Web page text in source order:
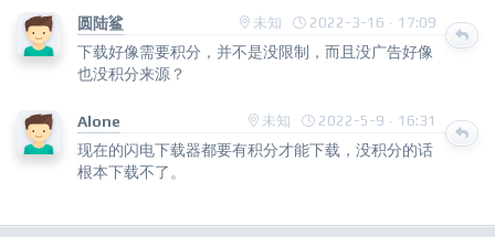
圆陆鲨 未知 2022-3-16 · 17:09
下载好像需要积分，并不是没限制，而且没广告好像
也没积分来源？
Alone 未知 2022-5-9 · 16:31
现在的闪电下载器都要有积分才能下载，没积分的话
根本下载不了。